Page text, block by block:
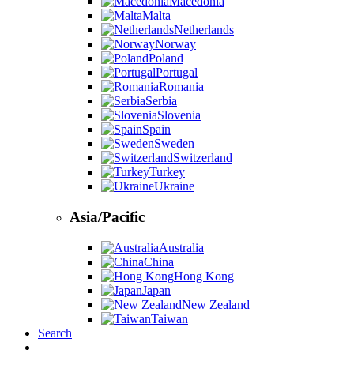
Malta
Netherlands
Norway
Poland
Portugal
Romania
Serbia
Slovenia
Spain
Sweden
Switzerland
Turkey
Ukraine
Asia/Pacific
Australia
China
Hong Kong
Japan
New Zealand
Taiwan
Search